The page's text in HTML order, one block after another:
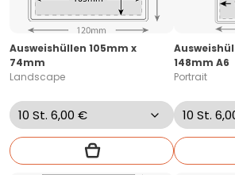
Ausweishüllen 105mm x
74mm
Landscape
148mm A6
Portrait